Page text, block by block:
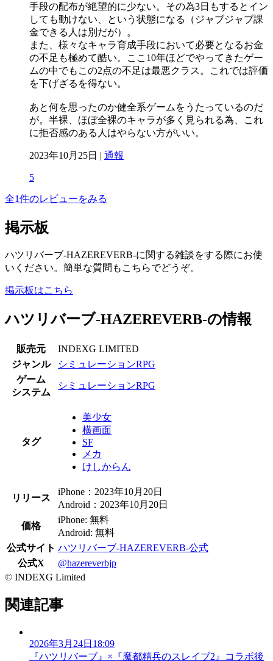
手段の配布が絶望的に少ない。その為3日もするとイン
しても動けない、という状態になる（ジャブジャブ課
金できる人は別だが）。
また、様々なキャラ育成手段において必要となるお金
の不足も極めて酷い。ここ10年ほどでやってきたゲー
ムの中でもこの2点の不足は最悪クラス。これでは評価
を下げざるを得ない。
あと何を思ったのか健全系ゲームをうたっているのだ
が。半裸、ほぼ全裸のキャラが多く見られる為、これ
に拒否感のある人はやらない方がいい。
2023年10月25日 | 通報
5
全1件のレビューをみる
掲示板
ハツリバーブ-HAZEREVERB-に関する雑談をする際にお使
いください。簡単な質問もこちらでどうぞ。
掲示板はこちら
ハツリバーブ-HAZEREVERB-の情報
販売元
INDEXG LIMITED
ジャンル
シミュレーションRPG
ゲーム
システム
シミュレーションRPG
タグ
美少女
横画面
SF
メカ
けしからん
リリース
iPhone：2023年10月20日
Android：2023年10月20日
価格
iPhone: 無料
Android: 無料
公式サイト ハツリバーブ-HAZEREVERB-公式
公式X
@hazereverbjp
© INDEXG Limited
関連記事
2026年3月24日18:09
『ハツリバーブ』×『魔都精兵のスレイブ2』コラボ後